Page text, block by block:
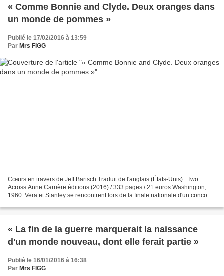
« Comme Bonnie and Clyde. Deux oranges dans
un monde de pommes »
Publié le 17/02/2016 à 13:59
Par Mrs FIGG
Cœurs en travers de Jeff Bartsch Traduit de l'anglais (États-Unis) : Two
Across Anne Carrière éditions (2016) / 333 pages / 21 euros Washington,
1960. Vera et Stanley se rencontrent lors de la finale nationale d'un concours
« La fin de la guerre marquerait la naissance
d'un monde nouveau, dont elle ferait partie »
Publié le 16/01/2016 à 16:38
Par Mrs FIGG